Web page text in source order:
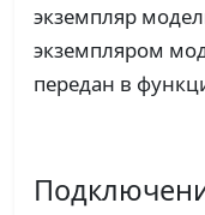
экземпляр
экземпляром
передан в